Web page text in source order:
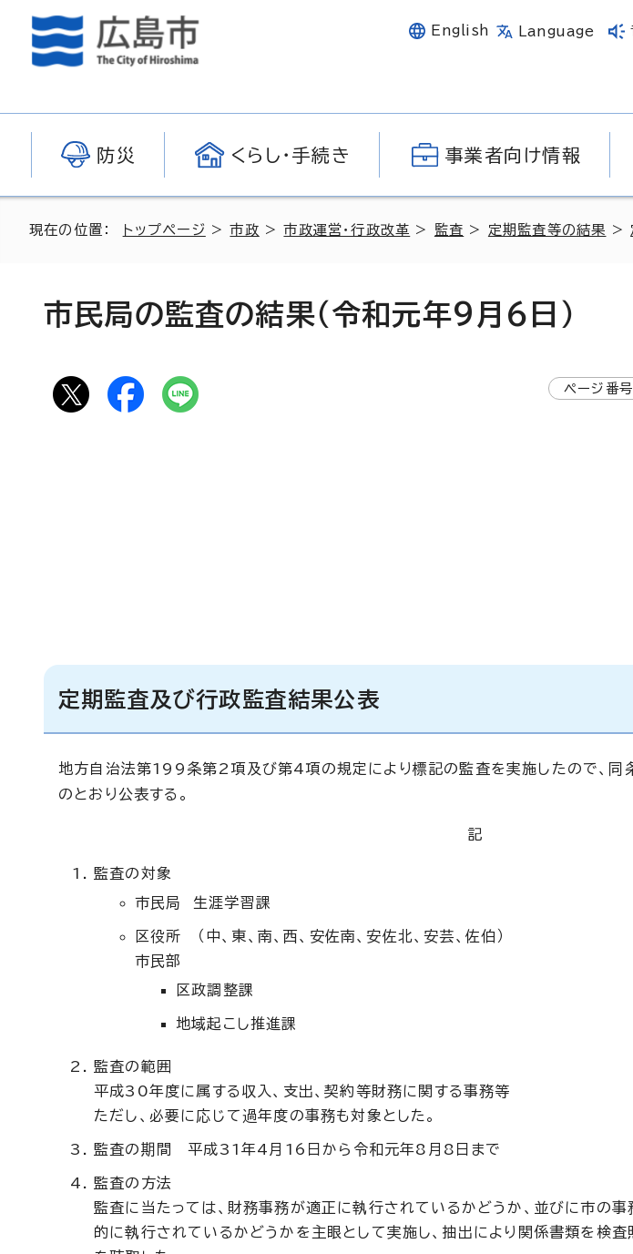
English Language
防災 くらし・手続き 事業者向け情報
現在の位置： トップページ >市政 >市政運営・行政改革 > 監査 > 定期監査等の結果 >
市民局の監査の結果（令和元年9月6日）
ページ番号
定期監査及び行政監査結果公表
地方自治法第199条第2項及び第4項の規定により標記の監査を実施したので、同
のとおり公表する。
記
監査の対象
市民局 生涯学習課
区役所 （中、東、南、西、安佐南、安佐北、安芸、佐伯）
市民部
区政調整課
地域起こし推進課
監査の範囲
平成30年度に属する収入、支出、契約等財務に関する事務等
ただし、必要に応じて過年度の事務も対象とした。
監査の期間 平成31年4月16日から令和元年8月8日まで
監査の方法
監査に当たっては、財務事務が適正に執行されているかどうか、並びに市の事
的に執行されているかどうかを主眼として実施し、抽出により関係書類を検査